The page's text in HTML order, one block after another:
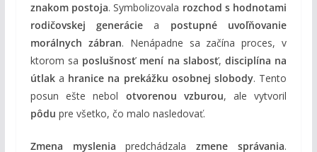
znakom postoja. Symbolizovala rozchod s hodnotami
rodičovskej generácie a postupné uvoľňovanie
morálnych zábran. Nenápadne sa začína proces, v
ktorom sa poslušnosť mení na slabosť,disciplína na
útlaka hranice na prekážku osobnej slobody. Tento
posun ešte nebol otvorenou vzburou, ale vytvoril
pôdu pre všetko, čo malo nasledovať.
Zmena myslenia predchádzalazmene správania.